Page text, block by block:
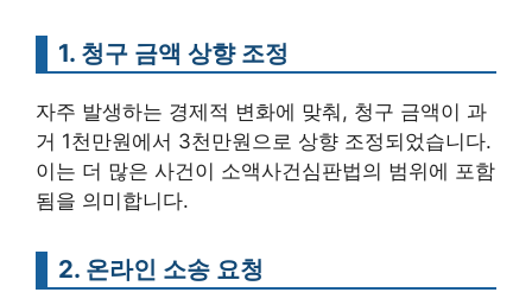
1. 청구 금액 상향 조정
자주 발생하는 경제적 변화에 맞춰, 청구 금액이 과
거 1천만원에서 3천만원으로 상향 조정되었습니다.
이는 더 많은 사건이 소액사건심판법의 범위에 포함
됨을 의미합니다.
2. 온라인 소송 요청